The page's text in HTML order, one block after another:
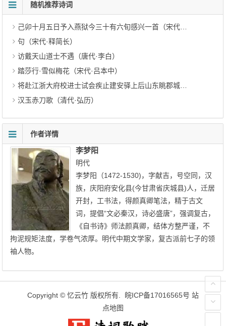
随机推荐诗词
己卯十月五日予入燕狱今三十有六旬感兴一首（宋代·文天祥）
句（宋代·释简长）
访戴天山道士不遇（唐代·李白）
踏莎行·雪似梅花（宋代·吕本中）
将赴江浙大府校进士试会疾止建安驿上后山东眺郡城作十二韵（元代·范梈）
汉玉赤刀歌（清代·弘历）
作者详情
李梦阳
明代
李梦阳（1472-1530)，字献吉，号空同，汉
族，庆阳府安化县(今甘肃省庆城县)人，迁居
开封，工书法，得颜真卿笔法，精于古文
词，提倡“文必秦汉，诗必盛唐”，强调复古，
《自书诗》师法颜真卿，结体方整严谨，不
拘泥规矩法度，学卷气浓厚。明代中期文学家，复古派前七子的领
袖人物。
Copyright © 忆云竹 版权所有. 皖ICP备17016565号 站
点地图